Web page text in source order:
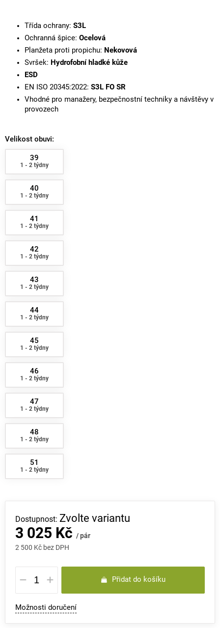
Třída ochrany: S3L
Ochranná špice: Ocelová
Planžeta proti propichu: Nekovová
Svršek: Hydrofobní hladké kůže
ESD
EN ISO 20345:2022: S3L FO SR
Vhodné pro manažery, bezpečnostní techniky a návštěvy v
provozech
Velikost obuvi:
39
1 - 2 týdny
40
1 - 2 týdny
41
1 - 2 týdny
42
1 - 2 týdny
43
1 - 2 týdny
44
1 - 2 týdny
45
1 - 2 týdny
46
1 - 2 týdny
47
1 - 2 týdny
48
1 - 2 týdny
51
1 - 2 týdny
3 025 Kč / pár
2 500 Kč bez DPH
Měrná
cena:
Zvolte variantu
Přidat do košíku
Možnosti doručení